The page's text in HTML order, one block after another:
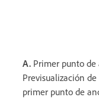
A. Primer punto de
Previsualización
primer punto de